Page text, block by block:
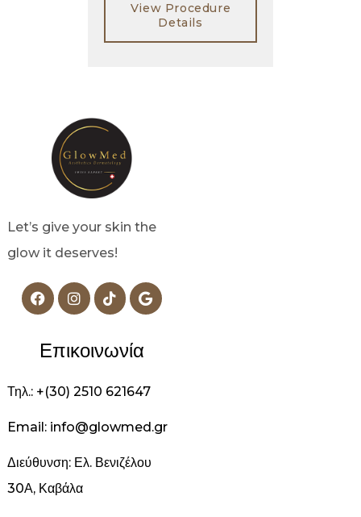
View Procedure
Details
Let’s give your skin the
glow it deserves!
Επικοινωνία
Τηλ.: +(30) 2510 621647
Email: info@glowmed.gr
Διεύθυνση: Ελ. Βενιζέλου
30Α, Καβάλα